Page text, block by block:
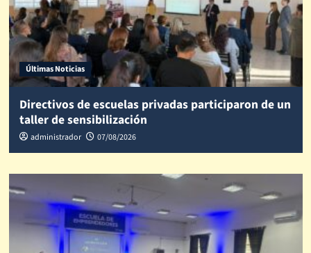
Últimas Noticias
Directivos de escuelas privadas participaron de un
taller de sensibilización
administrador 07/08/2026